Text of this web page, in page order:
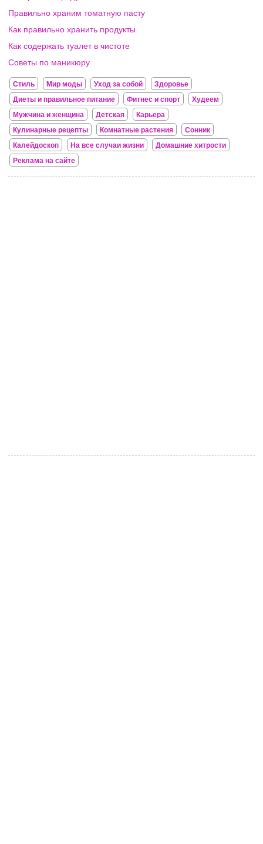
Правильно храним томатную пасту
Как правильно хранить продукты
Как содержать туалет в чистоте
Советы по маникюру
Стиль Мир моды Уход за собой
Здоровье
Диеты и правильное питание
Фитнес и спорт
Худеем
Мужчина и женщина
Детская
Карьера
Кулинарные рецепты
Комнатные растения
Сонник
Калейдоскоп
На все случаи жизни
Домашние хитрости
Реклама на сайте